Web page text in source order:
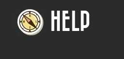
HELP